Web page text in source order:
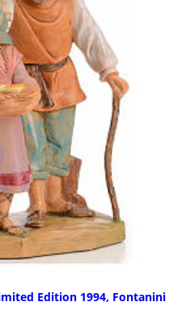
Edition 1994, Fontanini